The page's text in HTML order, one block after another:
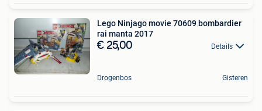
Lego Ninjago movie 70609 bombardier
rai manta 2017
€ 25,00 Details
Drogenbos Gisteren